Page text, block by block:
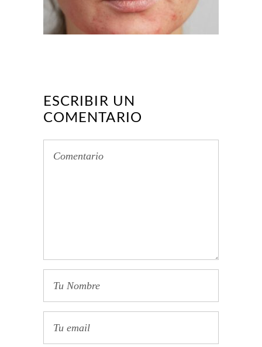
ESCRIBIR UN
COMENTARIO